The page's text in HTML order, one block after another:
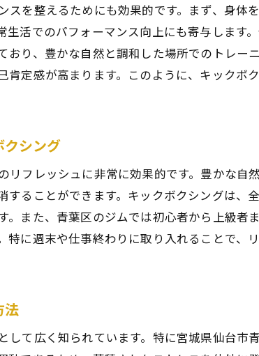
を感じられるキックボクシングセッション
たトレーニング方法の紹介
フレッシュするためのキックボクシング
で新たな趣味を見つける青葉区のおすすめス
繋がるコミュニティイベント
トレーニング場所
ングを楽しむための最適な場所
るべきジムやスタジオの紹介
がりを感じられるキックボクシング体験
ティと共に楽しむキックボクシング
サポートするトレーニングメニュー
を整えるためにも効果的です。まず、身体
活でのパフォーマンス向上にも寄与します
り、豊かな自然と調和した場所でのトレー
定感が高まります。このように、キックボ
クシング
フレッシュに非常に効果的です。豊かな自
することができます。キックボクシングは、
また、青葉区のジムでは初心者から上級者
に週末や仕事終わりに取り入れることで、
法
て広く知られています。特に宮城県仙台市